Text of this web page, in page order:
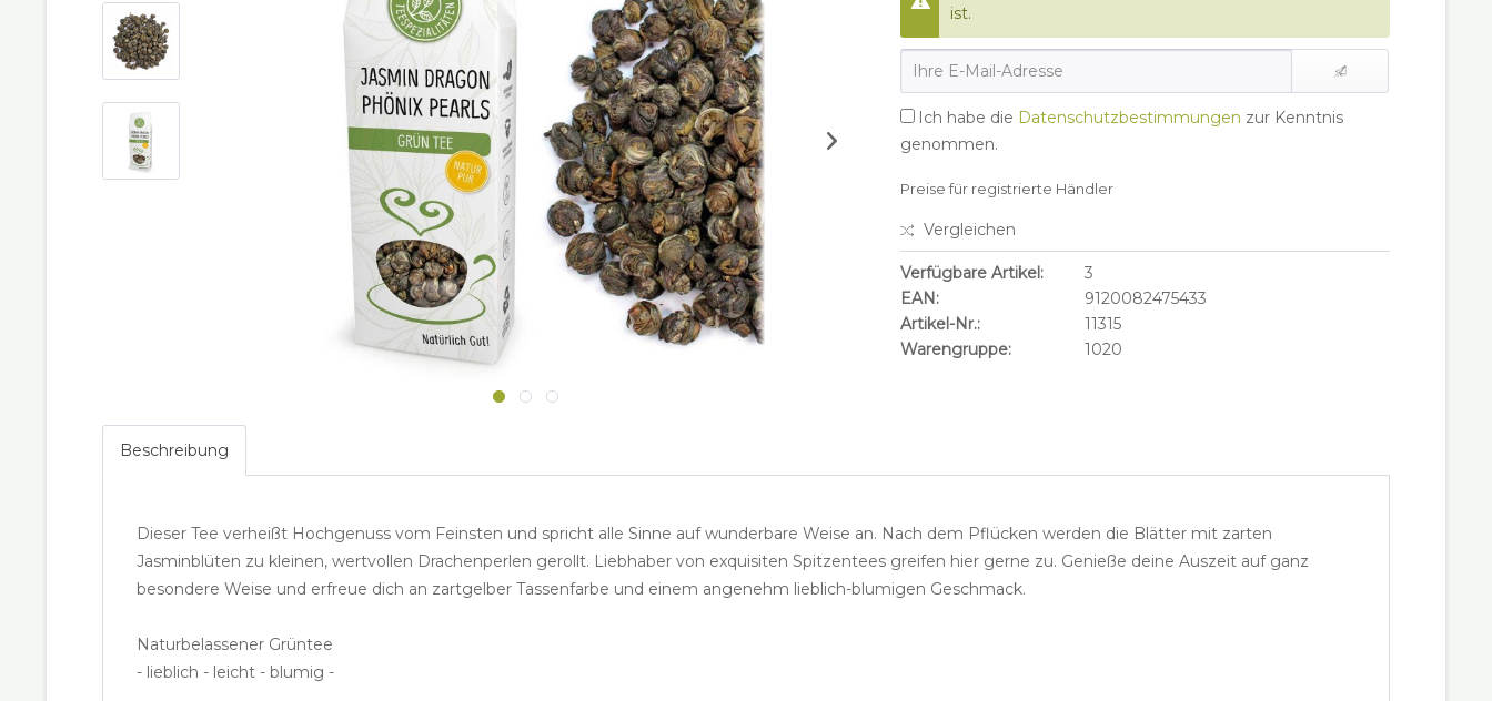
ist.
Ich habe die Datenschutzbestimmungen zur Kenntnis
genommen.
Preise für registrierte Händler
Vergleichen
Verfügbare Artikel:
3
EAN:
9120082475433
Artikel-Nr.:
11315
Warengruppe:
1020
Beschreibung
Dieser Tee verheißt Hochgenuss vom Feinsten und spricht alle Sinne auf wunderbare Weise an. Nach dem Pflücken werden die Blätter mit zarten
Jasminblüten zu kleinen, wertvollen Drachenperlen gerollt. Liebhaber von exquisiten Spitzentees greifen hier gerne zu. Genieße deine Auszeit auf ganz
besondere Weise und erfreue dich an zartgelber Tassenfarbe und einem angenehm lieblich-blumigen Geschmack.
Naturbelassener Grüntee
- lieblich - leicht - blumig -